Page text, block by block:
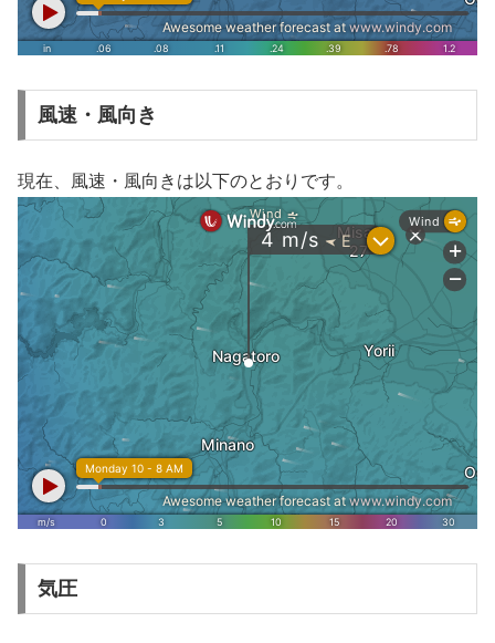
風速・風向き
現在、風速・風向きは以下のとおりです。
気圧